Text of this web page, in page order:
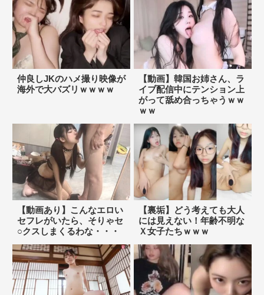
仲良しJKのハメ撮り映像が
海外で大バズリｗｗｗｗ
【動画】韓国お姉さん、ラ
イブ配信中にテンション上
がって舐め合っちゃうｗｗ
ｗｗ
【動画あり】こんなエロい
セフレがいたら、そりゃセ
○クスしまくるわな・・・
【裏垢】どう考えても大人
には見えない！年齢不明な
Ｘ女子たちｗｗｗ